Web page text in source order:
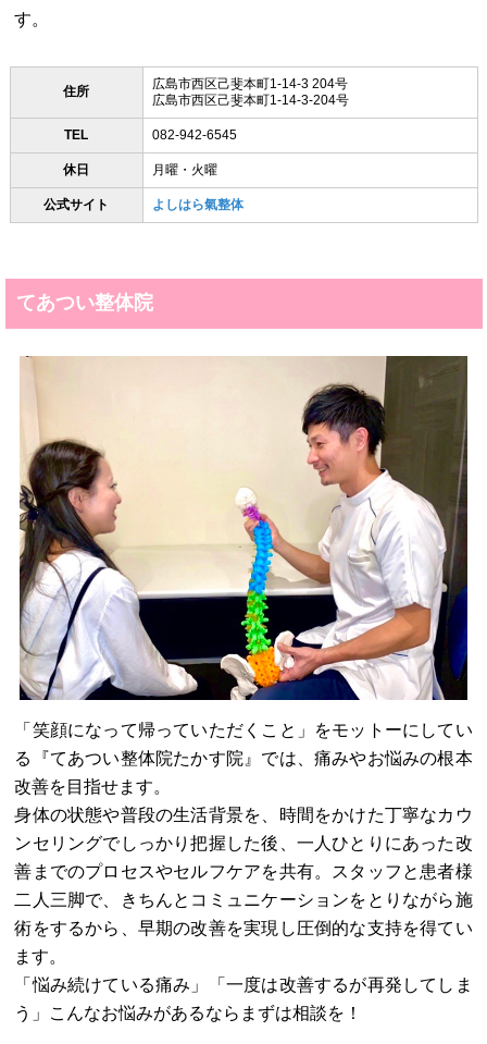
す。
住所
広島市西区己斐本町1-14-3 204号
広島市西区己斐本町1-14-3-204号
TEL 082-942-6545
休日 月曜・火曜
公式サイト よしはら氣整体
てあつい整体院
「笑顔になって帰っていただくこと」をモットーにしてい
る『てあつい整体院たかす院』では、痛みやお悩みの根本
改善を目指せます。
身体の状態や普段の生活背景を、時間をかけた丁寧なカウ
ンセリングでしっかり把握した後、一人ひとりにあった改
善までのプロセスやセルフケアを共有。スタッフと患者様
二人三脚で、きちんとコミュニケーションをとりながら施
術をするから、早期の改善を実現し圧倒的な支持を得てい
ます。
「悩み続けている痛み」「一度は改善するが再発してしま
う」こんなお悩みがあるならまずは相談を！